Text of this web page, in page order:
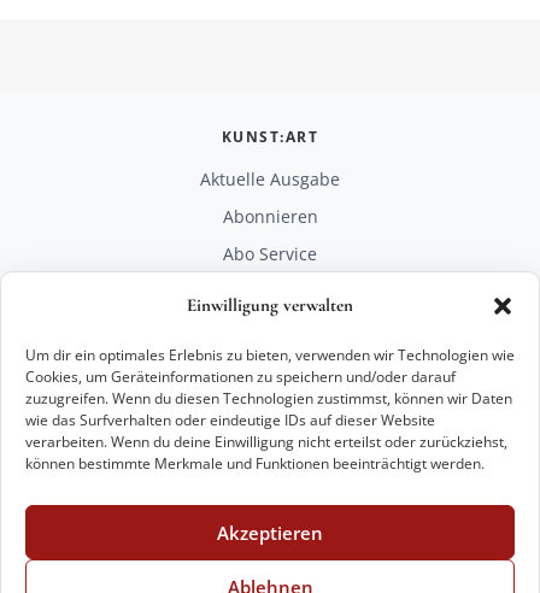
Einwilligung verwalten
Um dir ein optimales Erlebnis zu bieten, verwenden wir Technologien wie
Cookies, um Geräteinformationen zu speichern und/oder darauf
zuzugreifen. Wenn du diesen Technologien zustimmst, können wir Daten
wie das Surfverhalten oder eindeutige IDs auf dieser Website
verarbeiten. Wenn du deine Einwilligung nicht erteilst oder zurückziehst,
können bestimmte Merkmale und Funktionen beeinträchtigt werden.
Akzeptieren
Ablehnen
KUNST:ART
Aktuelle Ausgabe
Abonnieren
Abo Service
RECHTLICHES
Impressum
Datenschutz
KONTAKT
+49 221 29 28 27 21